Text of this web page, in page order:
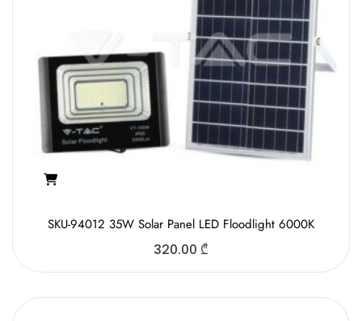
SKU-94012 35W Solar Panel LED Floodlight 6000K
320.00 ₾